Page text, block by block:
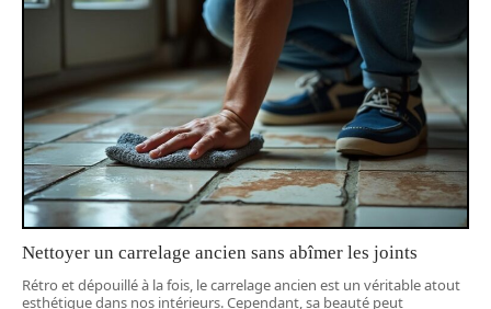
Nettoyer un carrelage ancien sans abîmer les joints
Rétro et dépouillé à la fois, le carrelage ancien est un véritable atout
esthétique dans nos intérieurs. Cependant, sa beauté peut